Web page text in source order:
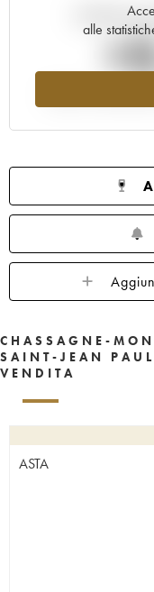
alle
Andamento
Valore in aumento
CHASSAGNE-
SAINT-JEAN
VENDITA
ASTA